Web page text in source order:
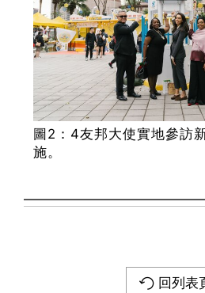
圖2：4友邦大使實地參訪
施。
回列表